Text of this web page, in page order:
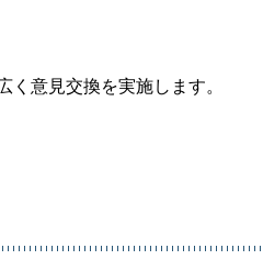
意見交換を実施します。